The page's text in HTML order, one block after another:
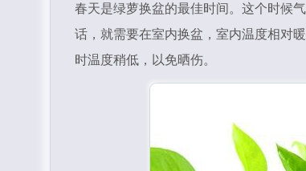
春天是绿萝换盆的最佳时间。这个时候
话，就需要在室内换盆，室内温度相对
时温度稍低，以免晒伤。